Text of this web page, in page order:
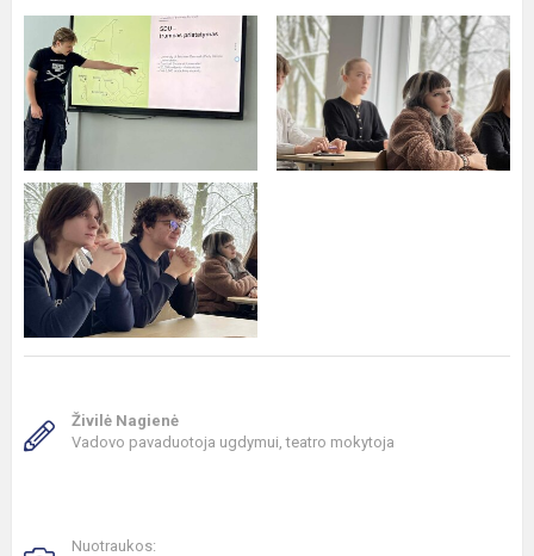
Živilė Nagienė
Vadovo pavaduotoja ugdymui, teatro mokytoja
Nuotraukos: